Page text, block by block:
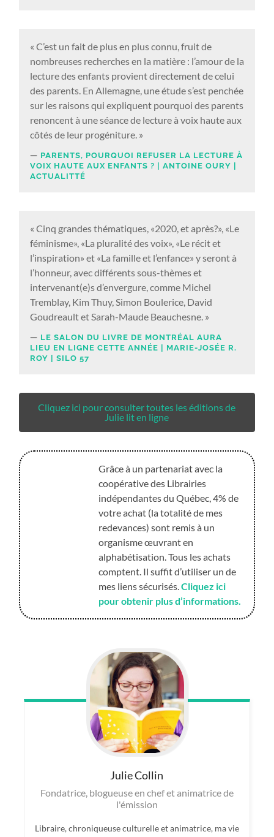
« C’est un fait de plus en plus connu, fruit de
nombreuses recherches en la matière : l’amour de la
lecture des enfants provient directement de celui
des parents. En Allemagne, une étude s’est penchée
sur les raisons qui expliquent pourquoi des parents
renoncent à une séance de lecture à voix haute aux
côtés de leur progéniture. »
PARENTS, POURQUOI REFUSER LA LECTURE À
VOIX HAUTE AUX ENFANTS ? | ANTOINE OURY |
ACTUALITTÉ
« Cinq grandes thématiques, «2020, et après?», «Le
féminisme», «La pluralité des voix», «Le récit et
l’inspiration» et «La famille et l’enfance» y seront à
l’honneur, avec différents sous-thèmes et
intervenant(e)s d’envergure, comme Michel
Tremblay, Kim Thuy, Simon Boulerice, David
Goudreault et Sarah-Maude Beauchesne. »
LE SALON DU LIVRE DE MONTRÉAL AURA
LIEU EN LIGNE CETTE ANNÉE | MARIE-JOSÉE R.
ROY | SILO 57
Cliquez ici pour consulter toutes les éditions de
Julie lit en ligne
Grâce à un partenariat avec la
coopérative des Librairies
indépendantes du Québec, 4% de
votre achat (la totalité de mes
redevances) sont remis à un
organisme œuvrant en
alphabétisation. Tous les achats
comptent. Il suffit d’utiliser un de
mes liens sécurisés.Cliquez ici
pour obtenir plus d’informations.
JulieCollin
Fondatrice, blogueuse en chef et animatrice de
l'émission
Libraire, chroniqueuse culturelle et animatrice, ma vie